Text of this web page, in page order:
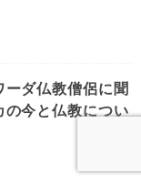
ーダ仏教僧侶に聞
の今と仏教につい